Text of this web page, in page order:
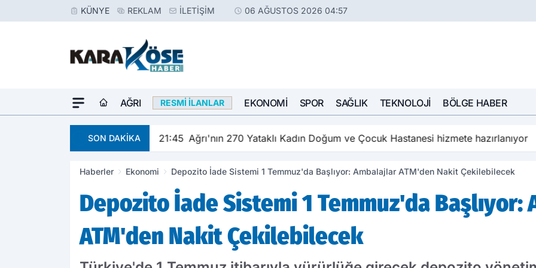
KÜNYE REKLAM İLETIŞIM 06 AĞUSTOS 2026 04:57
AĞRI RESMI İLANLAR EKONOMI SPOR SAĞLIK TEKNOLOJI BÖLGE HABER
SON DAKİKA 21:45 Ağrı'nın 270 Yataklı Kadın Doğum ve Çocuk Hastanesi hizmete hazırlanıyor
Haberler Ekonomi Depozito İade Sistemi 1 Temmuz'da Başlıyor: Ambalajlar ATM'den Nakit Çekilebilecek
Depozito İade Sistemi 1 Temmuz'da Başlıyor:
ATM'den Nakit Çekilebilecek